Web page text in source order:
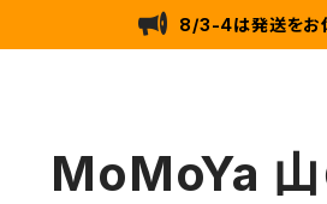
8/3-4は発送をお
MoMoYa